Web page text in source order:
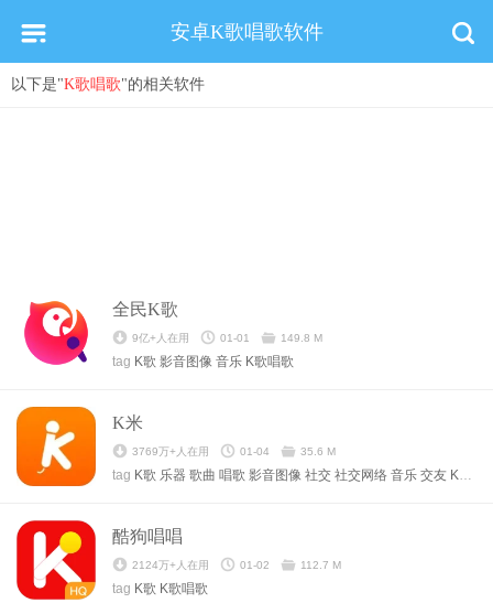
安卓K歌唱歌软件
以下是"K歌唱歌"的相关软件
全民K歌
9亿+人在用 01-01 149.8 M
tag K歌 影音图像 音乐 K歌唱歌
K米
3769万+人在用 01-04 35.6 M
tag K歌 乐器 歌曲 唱歌 影音图像 社交 社交网络 音乐 交友 K歌唱歌
酷狗唱唱
2124万+人在用 01-02 112.7 M
tag K歌 K歌唱歌